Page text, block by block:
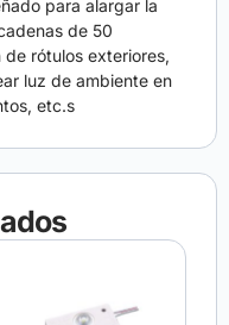
para alargar la
de 50
de rótulos exteriores,
luz de ambiente en
etc.s